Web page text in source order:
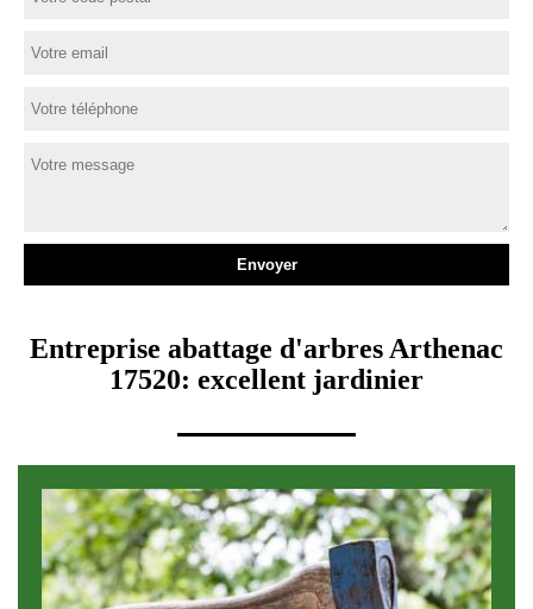
Entreprise abattage d'arbres Arthenac
17520: excellent jardinier